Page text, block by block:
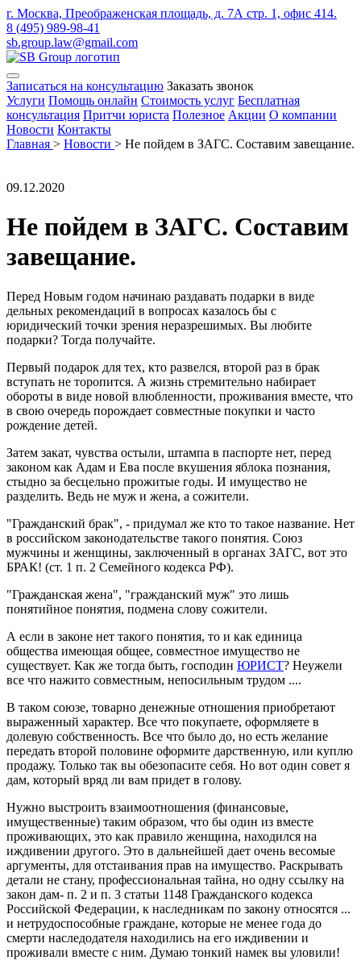
г. Москва, Преображенская площадь, д. 7А стр. 1, офис 414.
8 (495) 989-98-41
sb.group.law@gmail.com
Записаться на консультацию Заказать звонок
Услуги Помощь онлайн Стоимость услуг Бесплатная
консультация Притчи юриста Полезное Акции О компании
Новости Контакты
Главная > Новости > Не пойдем в ЗАГС. Составим завещание.
09.12.2020
Не пойдем в ЗАГС. Составим
завещание.
Перед Новым годом начинаю раздавать подарки в виде
дельных рекомендаций в вопросах казалось бы с
юридический точки зрения неразрешимых. Вы любите
подарки? Тогда получайте.
Первый подарок для тех, кто развелся, второй раз в брак
вступать не торопится. А жизнь стремительно набирает
обороты в виде новой влюбленности, проживания вместе, что
в свою очередь порождает совместные покупки и часто
рождение детей.
Затем закат, чувства остыли, штампа в паспорте нет, перед
законом как Адам и Ева после вкушения яблока познания,
стыдно за бесцельно прожитые годы. И имущество не
разделить. Ведь не муж и жена, а сожители.
"Гражданский брак", - придумал же кто то такое название. Нет
в российском законодательстве такого понятия. Союз
мужчины и женщины, заключенный в органах ЗАГС, вот это
БРАК! (ст. 1 п. 2 Семейного кодекса РФ).
"Гражданская жена", "гражданский муж" это лишь
понятийное понятия, подмена слову сожители.
А если в законе нет такого понятия, то и как единица
общества имеющая общее, совместное имущество не
существует. Как же тогда быть, господин ЮРИСТ? Неужели
все что нажито совместным, непосильным трудом ....
В таком союзе, товарно денежные отношения приобретают
выраженный характер. Все что покупаете, оформляете в
долевую собственность. Все что было до, но есть желание
передать второй половине оформите дарственную, или куплю
продажу. Только так вы обезопасите себя. Но вот один совет я
дам, который вряд ли вам придет в голову.
Нужно выстроить взаимоотношения (финансовые,
имущественные) таким образом, что бы один из вместе
проживающих, это как правило женщина, находился на
иждивении другого. Это в дальнейшей дает очень весомые
аргументы, для отстаивания прав на имущество. Раскрывать
детали не стану, профессиональная тайна, но одну ссылку на
закон дам- п. 2 и п. 3 статьи 1148 Гражданского кодекса
Российской Федерации, к наследникам по закону относятся ...
и нетрудоспособные граждане, которые не менее года до
смерти наследодателя находились на его иждивении и
проживали вместе с ним. Думаю тонкий намек вы уловили!